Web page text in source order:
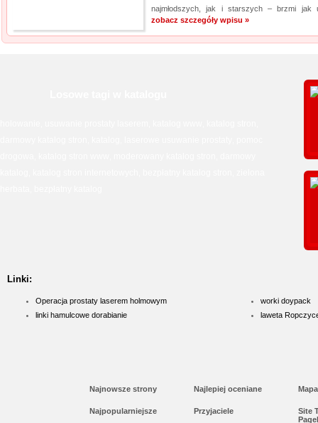
najmłodszych, jak i starszych – brzmi jak
zobacz szczegóły wpisu »
Linki:
Operacja prostaty laserem holmowym
linki hamulcowe dorabianie
worki doypack
laweta
Najnowsze strony Najlepiej oceniane
Najpopularniejsze Przyjaciele
Site